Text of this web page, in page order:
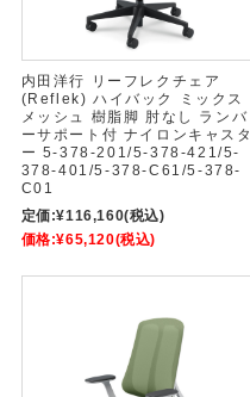
内田洋行 リーフレクチェア
(Reflek) ハイバック ミックス
メッシュ 樹脂脚 肘なし ランバ
ーサポート付 ナイロンキャスタ
ー 5-378-201/5-378-421/5-
378-401/5-378-C61/5-378-
C01
定価:¥116,160(税込)
価格:¥65,120(税込)